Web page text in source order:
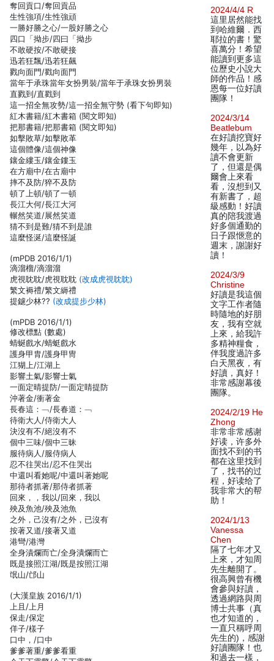
奪回貢口/奪回貢品
生性強項/生性強頑
一勝好勝之心/一股好勝之心
四口「拗步/四曰「拗步
不敢硬按/不敢硬接
迅若狂飄/迅若狂飆
戮向面門/戳向面門
當年于承珠當年女扮男裝/當年于承珠女扮男裝
直戮到/直戳到
這一招全無攻勢/這一招全無守勢 (看下句即知)
紅木書籍/紅木書箱 (閱文即知)
把那書籍/把那書箱 (閱文即知)
如擊敗草/如擊敗革
這個體像/這個神像
鑲金縷玉/鑲金鏤玉
在方廟中/在古廟中
摔不及防/猝不及防
頓了上頓/頓了一頓
長江大何/長江大河
輾然笑道/展然笑道
猜不到是難/猜不到是誰
這麼怪涎/這麼怪誕
(mPDB 2016/1/1)
滴溜榴/滴溜溜
虎視眈耽/虎視耽耽 (改成虎視眈眈)
繁文褥禮/繁文縟禮
提鑢少林?? (改成提步少林)
(mPDB 2016/1/1)
修改標點 (數處)
蜻蜒戲水/蜻蜓戲水
護身甲胄/護身甲冑
江猢上/江湖上
影響土氣/影響士氣
一面定晴提防/一面定睛提防
沖著金/衝著金
長春這：﹁/長春道：﹁
待衛大人/侍衛大人
決沒有不/絕沒有不
個中三味/個中三昧
服待病人/服侍病人
忍不往哭出/忍不住哭出
中還叫看她呢/中還叫著她呢
那待者抓著/那侍者抓著
回來，，我以/回來，我以
殃及魚池/殃及池魚
之外，己沒有/之外，已沒有
按著又道/接著又道
港彎/港灣
全身漬爛而亡/全身潰爛而亡
既是接照江湖/既是按照江湖
氓山/邙山
(大漢皇族 2016/1/1)
上且/上月
保走/保定
佯子/樣子
口中，/口中
爹爹著重/爹爹看重
2024/4/4 R
這里居然能找
到哈維爾．西
耶拉的書！驚
喜萬分！希望
能讀到更多這
位歷史小說大
師的作品！感
恩每一位好讀
團隊！
2024/3/14
Beatlebum
在好讀挖寶好
幾年，以為好
讀不會更新
了，但還是偶
爾會上來看
看，沒想到又
有新書了，超
級感動！好讀
真的陪我渡過
好多個通勤的
日子跟愜意的
週末，謝謝好
讀！
2024/3/9
Christine
好讀是我這個
文字工作者隨
時隨地的好朋
友，我有空就
上來，給我許
多精神糧食，
伴我度過許多
白天黑夜，有
好讀，真好！
非常感謝幕後
團隊。
2024/2/19 He
Zhong
非常非常感谢
好读，许多外
面找不到的书
都在这里找到
了，找书的过
程，好读给了
我非常大的帮
助！
2024/1/13
Vanessa
Chen
隔了七年才又
上來，才知周
先生離開了。
很高興曾有機
會參與好讀，
透過網路與周
博士共事（真
也才知道的，
一直只稱呼周
先生的)，感謝
好讀團隊！也
和過去一樣，